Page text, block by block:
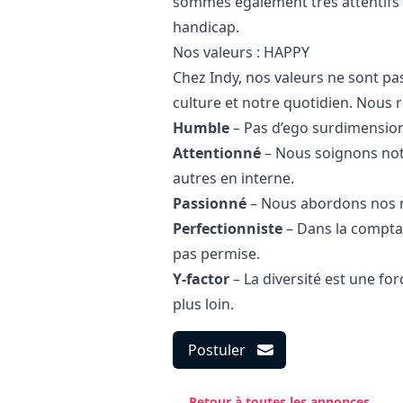
handicap.
Nos valeurs : HAPPY
Chez Indy, nos valeurs ne sont
culture et notre quotidien. Nous
Humble– Pas d’ego
Attentionné– Nous soignons
autres en interne.
Passionné– Nous abordons nos
Perfectionniste– Dans la
pas permise.
Y-factor– La diversité est une
plus loin.
Postuler